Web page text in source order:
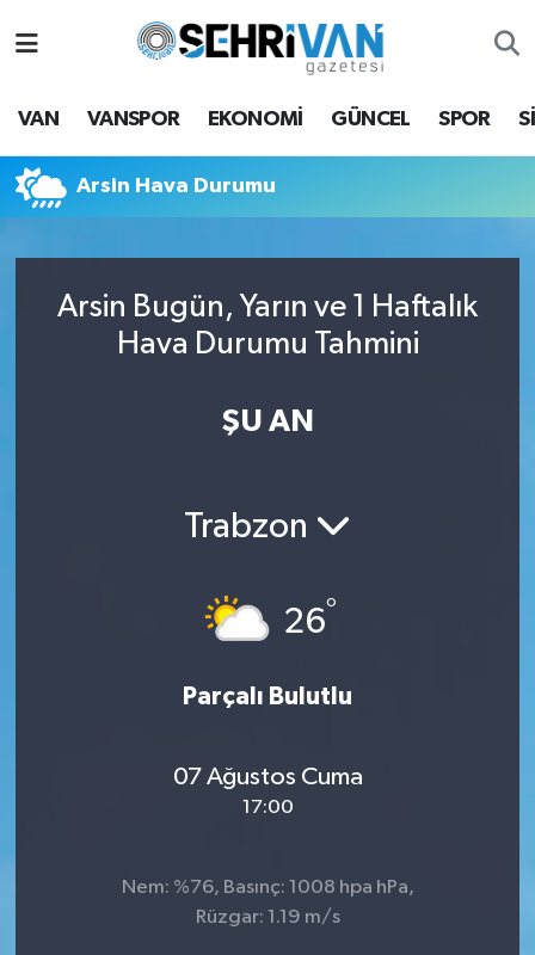
VAN VANSPOR EKONOMİ GÜNCEL SPOR
Arsin Hava Durumu
Arsin Bugün, Yarın ve 1 Haftalık
Hava Durumu Tahmini
ŞU AN
Trabzon
26°
Parçalı Bulutlu
07 Ağustos Cuma
17:00
Nem: %76, Basınç: 1008 hpa hPa,
Rüzgar: 1.19 m/s
Van Hava Durumu
Süper Lig Puan Durumu ve Fikstür